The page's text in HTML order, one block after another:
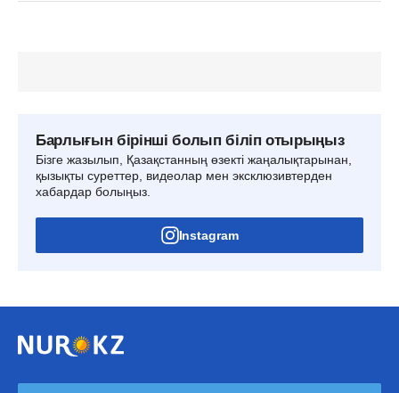
Барлығын бірінші болып біліп отырыңыз
Бізге жазылып, Қазақстанның өзекті жаңалықтарынан,
қызықты суреттер, видеолар мен эксклюзивтерден
хабардар болыңыз.
Instagram